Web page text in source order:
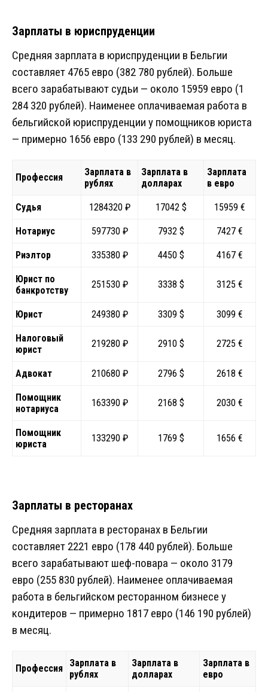
Зарплаты в юриспруденции
Средняя зарплата в юриспруденции в Бельгии
составляет 4765 евро (382 780 рублей). Больше
всего зарабатывают судьи — около 15959 евро (1
284 320 рублей). Наименее оплачиваемая работа в
бельгийской юриспруденции у помощников юриста
— примерно 1656 евро (133 290 рублей) в месяц.
Профессия
Зарплата в
рублях
Зарплата в
долларах
Зарплата
в евро
Судья 1284320 ₽ 17042 $ 15959 €
Нотариус 597730 ₽ 7932 $ 7427 €
Риэлтор 335380 ₽ 4450 $ 4167 €
Юрист по
банкротству
251530 ₽ 3338 $ 3125 €
Юрист 249380 ₽ 3309 $ 3099 €
Налоговый
юрист
219280 ₽ 2910 $ 2725 €
Адвокат 210680 ₽ 2796 $ 2618 €
Помощник
нотариуса
163390 ₽ 2168 $ 2030 €
Помощник
юриста
133290 ₽ 1769 $ 1656 €
Зарплаты в ресторанах
Средняя зарплата в ресторанах в Бельгии
составляет 2221 евро (178 440 рублей). Больше
всего зарабатывают шеф-повара — около 3179
евро (255 830 рублей). Наименее оплачиваемая
работа в бельгийском ресторанном бизнесе у
кондитеров — примерно 1817 евро (146 190 рублей)
в месяц.
Профессия
Зарплата в
рублях
Зарплата в
долларах
Зарплата в
евро